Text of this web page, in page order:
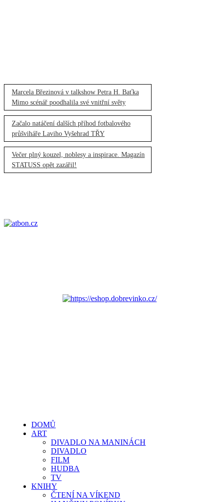
Marcela Březinová v talkshow Petra H. Baťka
Mimo scénář poodhalila své vnitřní světy
Začalo natáčení dalších příhod fotbalového
průšviháře Laviho Vyšehrad TŘY
Večer plný kouzel, noblesy a inspirace. Magazín
STATUSS opět zazářil!
DOMŮ
ART
DIVADLO NA MANINÁCH
DIVADLO
FILM
HUDBA
TV
KNIHY
ČTENÍ NA VÍKEND